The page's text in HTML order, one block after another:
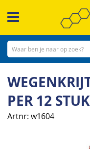
naar
inhoud
PER 12
Artnr w1604